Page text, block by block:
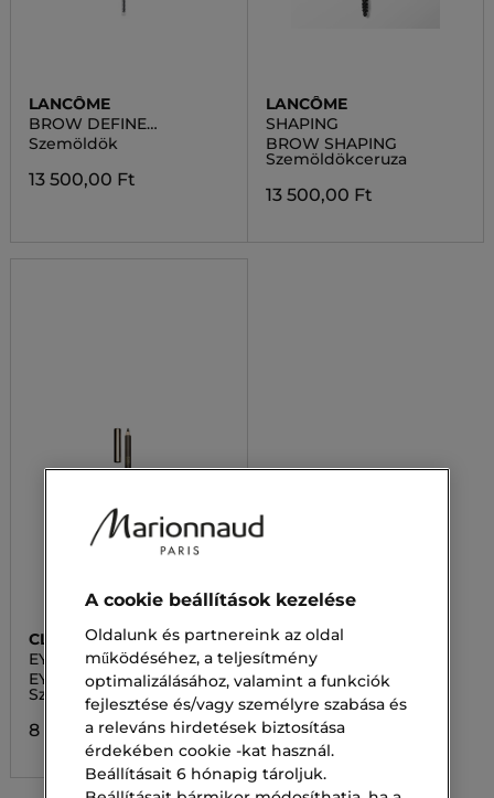
LANCÔME
BROW DEFINE
PENCILCERUZA
Szemöldök
13 500,00 Ft
LANCÔME
SHAPING
BROW SHAPING
Szemöldökceruza
13 500,00 Ft
CLARINS
EYEBROW
EYEBROW PENCIL
Szemöldök ceruza
8 800,00 Ft
A cookie beállítások kezelése
Oldalunk és partnereink az oldal
működéséhez, a teljesítmény
optimalizálásához, valamint a funkciók
fejlesztése és/vagy személyre szabása és
a releváns hirdetések biztosítása
érdekében cookie -kat használ.
Beállításait 6 hónapig tároljuk.